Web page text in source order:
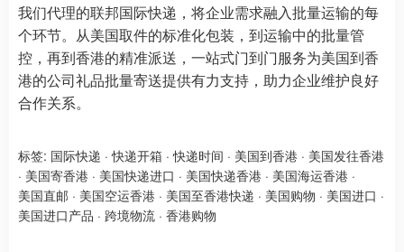
我们代理的联邦国际快递，将企业需求融入批量运输的每
个环节。从美国取件的标准化包装，到运输中的批量管
控，再到香港的精准派送，一站式门到门服务为美国到香
港的公司礼品批量寄送提供有力支持，助力企业维护良好
合作关系。
标签: 国际快递 ·快递开箱 ·快递时间 · 美国到香港 · 美国发往香港
· 美国寄香港 · 美国快递进口 · 美国快递香港 · 美国海运香港 ·
美国直邮 · 美国空运香港 · 美国至香港快递 · 美国购物 · 美国进口 ·
美国进口产品 · 跨境物流 · 香港购物